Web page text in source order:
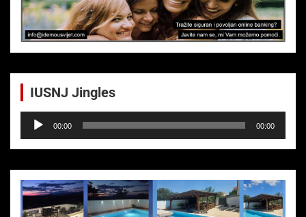
IUSNJ Jingles
Audio-
Player
00:00 00:00